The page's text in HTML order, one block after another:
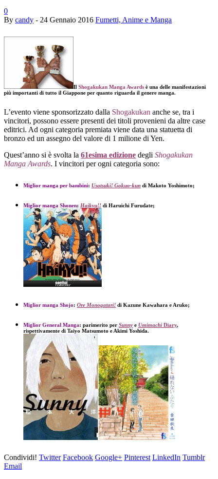
0
By candy - 24 Gennaio 2016 Fumetti, Anime e Manga
Il Shogakukan Manga Awards è una delle manifestazioni
più importanti di tutto il Giappone per quanto riguarda il genere manga.
L’evento viene sponsorizzato dalla Shogakukan anche se, tra i
vincitori, possono essere presenti dei titoli provenieni da altre case
editrici. Ad ogni categoria premiata viene data una statuetta di
bronzo ed un assegno del valore di 1 milione di Yen.
Quest’anno si è svolta la 61esima edizione degli Shogakukan
Manga Awards. I vincitori per ogni categoria sono:
Miglior manga per bambini: Usotsuki! Gokuo-kun di Makoto Yoshimoto;
Miglior manga Shonen: Haikyu!! di Haruichi Furudate;
Miglior manga Shojo: Ore Monogatari! di Kazune Kawahara e Aruko;
Miglior General Manga: parimerito per Sunny e Umimachi Diary,
rispettivamente di Taiyo Matsumoto e Akimi Yoshida.
Condividi! Twitter Facebook Google+ Pinterest LinkedIn Tumblr
Email